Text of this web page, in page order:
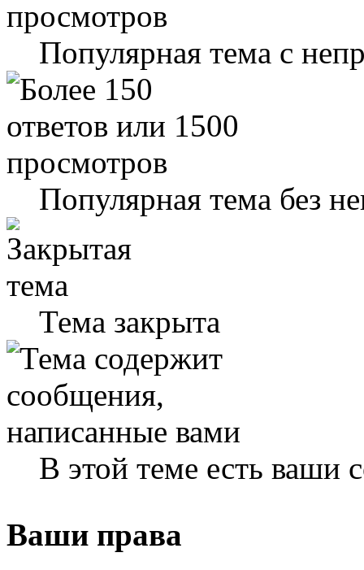
Популярная тема с
Популярная тема без
Тема закрыта
В этой теме есть ваши
Ваши права